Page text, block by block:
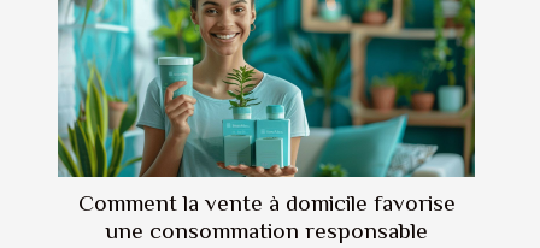
Comment la vente à domicile favorise
une consommation responsable